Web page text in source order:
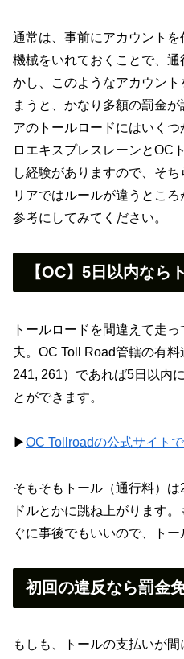
通常は、事前にアカウント
機械をいれておくことで、
かし、このようなアカウン
まうと、かなり多額の罰金
アのトールロードにはいく
ロエキスプレスレーンとOC
し経験がありますので、そ
リアではルールが違うところ
参考にしてみてください。
【OC】5日以内なら
トールロードを間違えて走
夫。OC Toll Road管轄の有
241, 261）であれば5日以内
とができます。
▶OC Tollroadの公式サイト
そもそもトール（通行料）
ドルとかに跳ね上がります
ぐに事後でもいいので、トー
初回の違反なら罰金
もしも、トールの支払いが